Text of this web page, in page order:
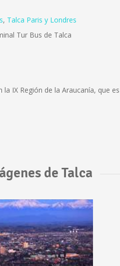
, Talca Paris y Londres
Tur Bus de Talca
IX Región de la Araucanía, que
de Talca